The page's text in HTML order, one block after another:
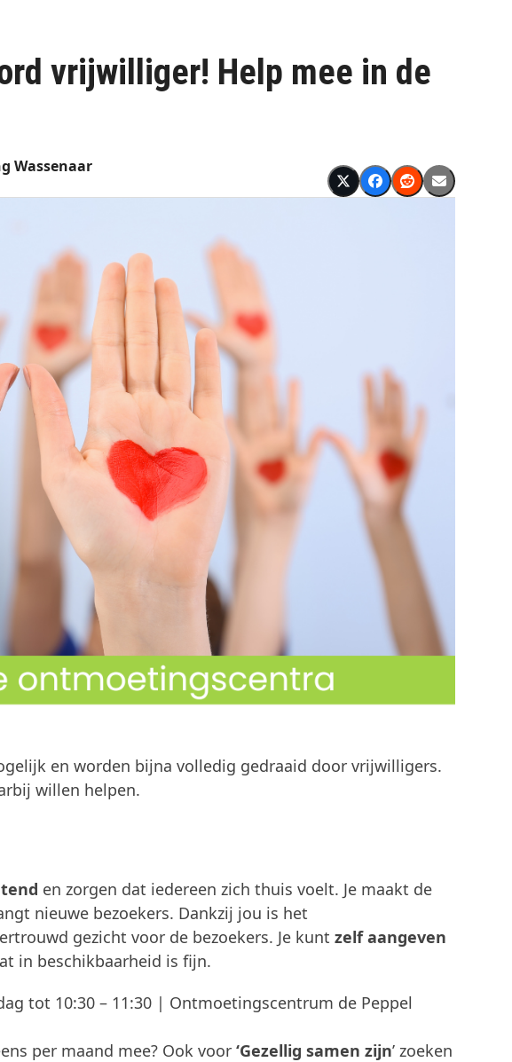
vrijwilliger! Help mee in de
Wassenaar
en worden bijna volledig gedraaid door vrijwilligers.
willen helpen.
en zorgen dat iedereen zich thuis voelt. Je maakt de
nieuwe bezoekers. Dankzij jou is het
gezicht voor de bezoekers. Je kunt zelf aangeven
in beschikbaarheid is fijn.
tot 10:30 – 11:30 | Ontmoetingscentrum de Peppel
per maand mee? Ook voor ‘Gezellig samen zijn’ zoeken